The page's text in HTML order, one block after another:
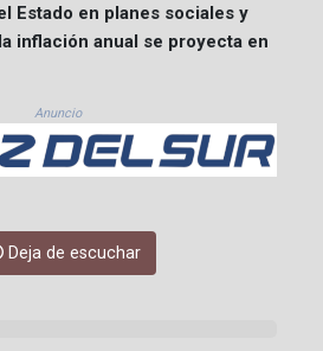
Estado en planes sociales y
inflación anual se proyecta en
Anuncio
Deja de escuchar